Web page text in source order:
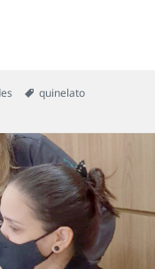
Tags
quinelato